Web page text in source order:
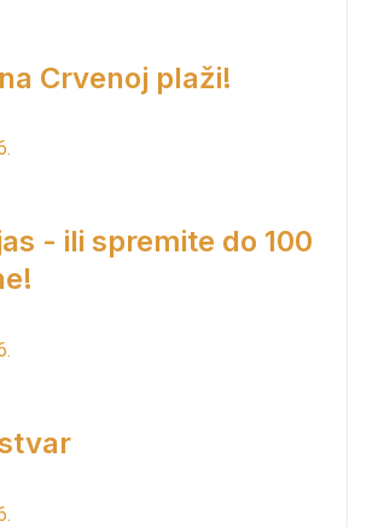
Crvenoj plaži!
- ili spremite do 100